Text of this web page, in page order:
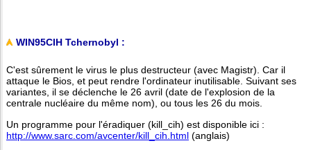
WIN95CIH Tchernobyl :
C'est sûrement le virus le plus destructeur (avec Magistr). Car il
attaque le Bios, et peut rendre l'ordinateur inutilisable. Suivant ses
variantes, il se déclenche le 26 avril (date de l'explosion de la
centrale nucléaire du même nom), ou tous les 26 du mois.
Un programme pour l'éradiquer (kill_cih) est disponible ici :
http://www.sarc.com/avcenter/kill_cih.html (anglais)